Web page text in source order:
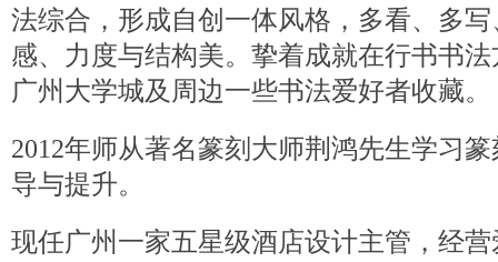
法综合，形成自创一体风格，多看、多
感、力度与结构美。挚着成就在行书书
广州大学城及周边一些书法爱好者收藏。
2012年师从著名篆刻大师荆鸿先生学习
导与提升。
现任广州一家五星级酒店设计主管，经